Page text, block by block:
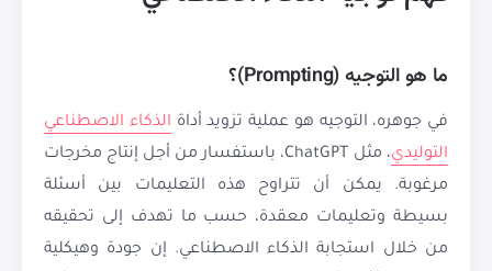
ما هو التوجيه (Prompting)؟
في جوهره، التوجيه هو عملية تزويد أداة الذكاء الاصطناعي
التوليدي
، مثل ChatGPT، باستفسار من أجل إنتاج مخرجات
مرغوبة. يمكن أن تتراوح هذه التعليمات بين أسئلة
بسيطة وتعليمات معقدة، حسب ما تهدف إلى تحقيقه
من خلال استجابة الذكاء الاصطناعي. إن جودة وهيكلية